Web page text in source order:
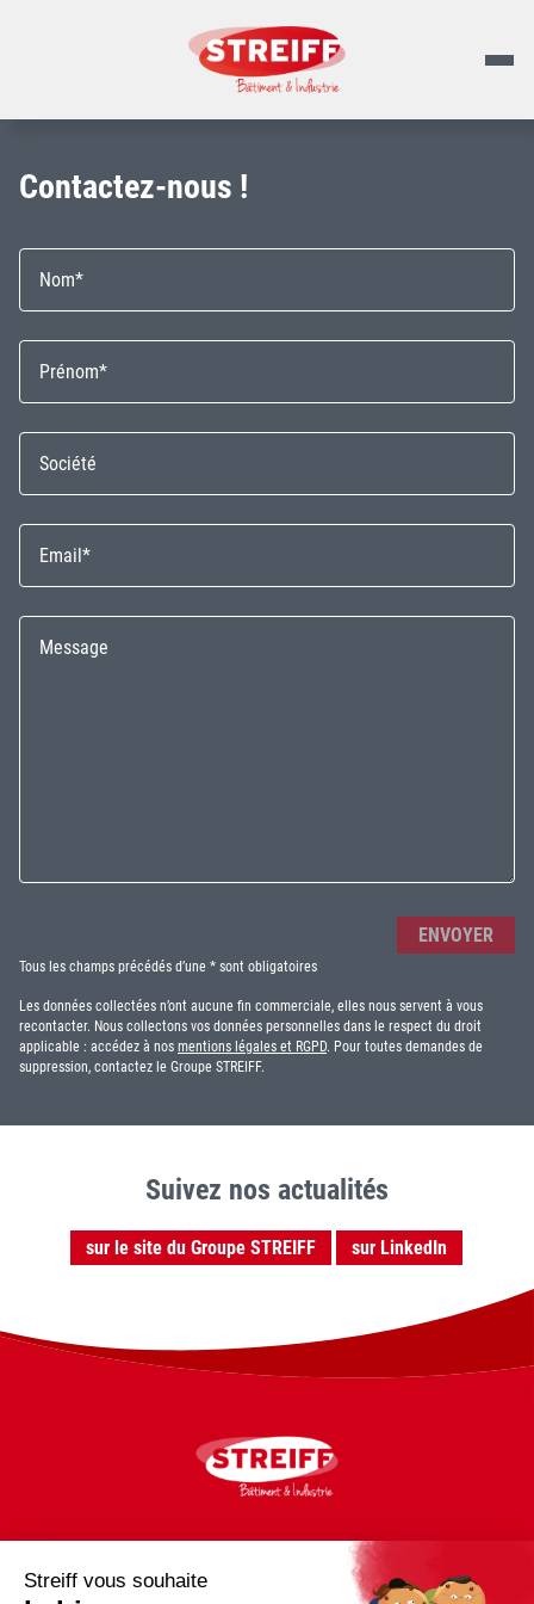
Contactez-nous !
Tous les champs précédés d’une * sont obligatoires
Les données collectées n’ont aucune fin commerciale, elles nous servent à vous
recontacter. Nous collectons vos données personnelles dans le respect du droit
applicable : accédez à nos mentions légales et RGPD. Pour toutes demandes de
suppression, contactez le Groupe STREIFF.
Suivez nos actualités
sur le site du Groupe STREIFF sur LinkedIn
38950 SAINT MARTIN LE VINOUX